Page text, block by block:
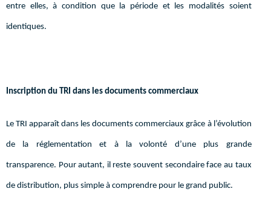
entre elles, à condition que la période et les modalités soient
identiques.
Inscription du TRI dans les documents commerciaux
Le TRI apparaît dans les documents commerciaux grâce à l’évolution
de la réglementation et à la volonté d’une plus grande
transparence. Pour autant, il reste souvent secondaire face au taux
de distribution, plus simple à comprendre pour le grand public.